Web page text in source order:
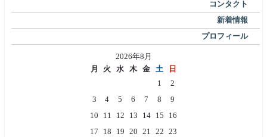
コンタクト
新着情報
プロフィール
2026年8月
月
火 水 木 金 土 日
1
2
3
4 5 6 7 8
9
10
11 12 13 14 15
16
17
18 19 20 21 22 23